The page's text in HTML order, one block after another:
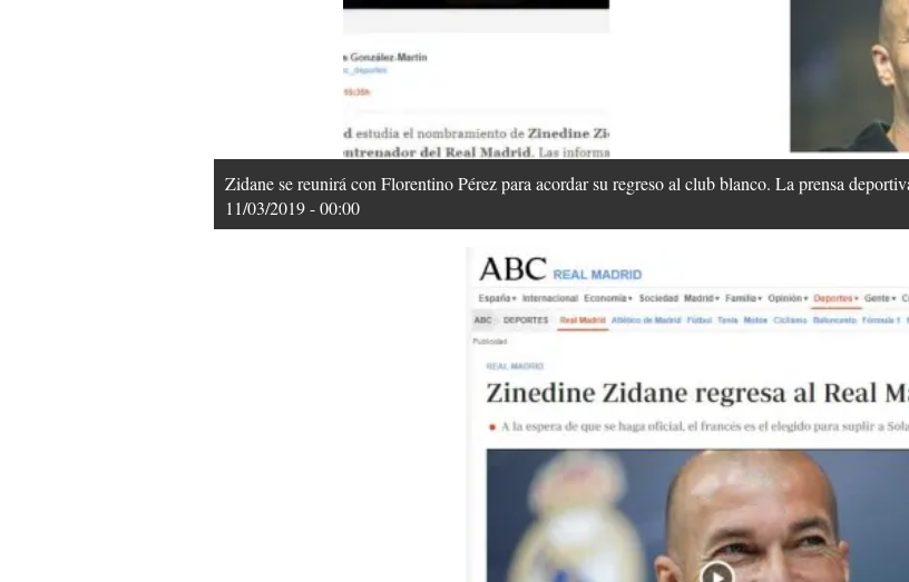
Zidane se reunirá con Florentino Pérez para acordar su regreso al club blanco. La prensa
11/03/2019 - 00:00